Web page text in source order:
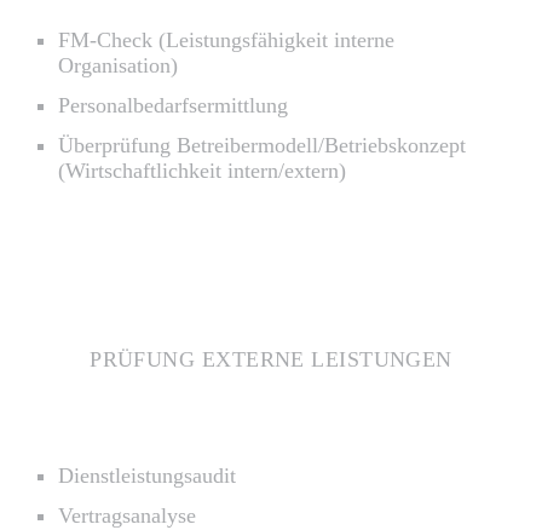
FM-Check (Leistungsfähigkeit interne
Organisation)
Personalbedarfsermittlung
Überprüfung Betreibermodell/Betriebskonzept
(Wirtschaftlichkeit intern/extern)
PRÜFUNG EXTERNE LEISTUNGEN
Dienstleistungsaudit
Vertragsanalyse